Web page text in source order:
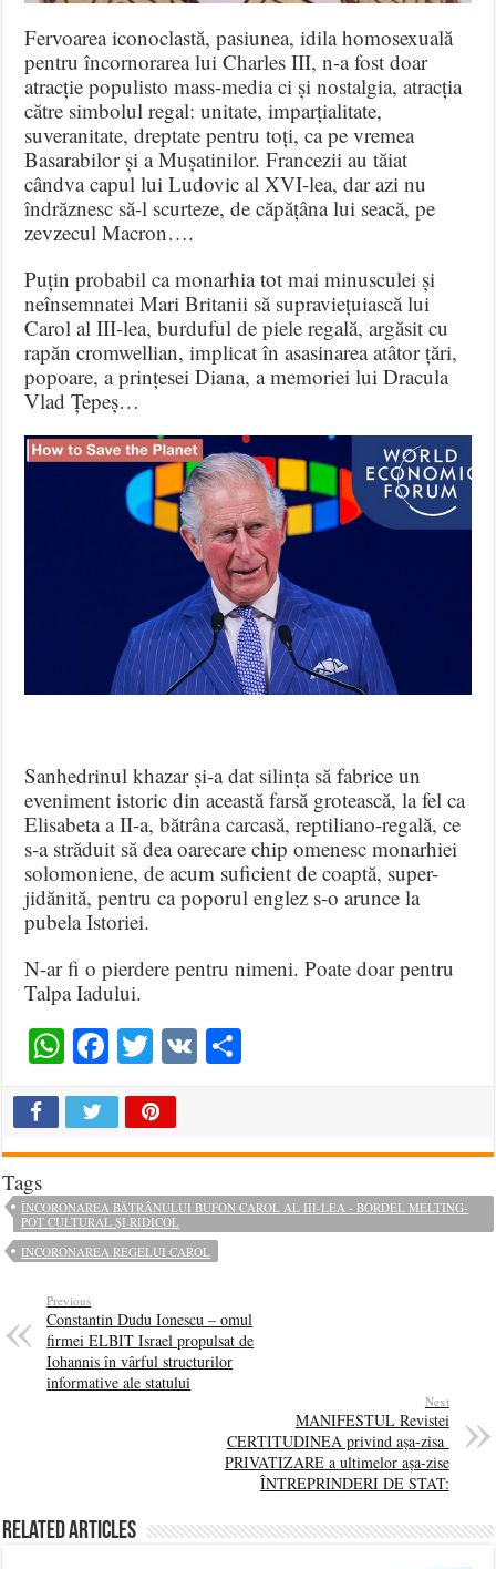
Fervoarea iconoclastă, pasiunea, idila homosexuală
pentru încornorarea lui Charles III, n-a fost doar
atracție populisto mass-media ci și nostalgia, atracția
către simbolul regal: unitate, imparțialitate,
suveranitate, dreptate pentru toți, ca pe vremea
Basarabilor și a Mușatinilor. Francezii au tăiat
cândva capul lui Ludovic al XVI-lea, dar azi nu
îndrăznesc să-l scurteze, de căpățâna lui seacă, pe
zevzecul Macron….
Puțin probabil ca monarhia tot mai minusculei și
neînsemnatei Mari Britanii să supraviețuiască lui
Carol al III-lea, burduful de piele regală, argăsit cu
rapăn cromwellian, implicat în asasinarea atâtor țări,
popoare, a prințesei Diana, a memoriei lui Dracula
Vlad Țepeș…
Sanhedrinul khazar și-a dat silința să fabrice un
eveniment istoric din această farsă grotească, la fel ca
Elisabeta a II-a, bătrâna carcasă, reptiliano-regală, ce
s-a străduit să dea oarecare chip omenesc monarhiei
solomoniene, de acum suficient de coaptă, super-
jidănită, pentru ca poporul englez s-o arunce la
pubela Istoriei.
N-ar fi o pierdere pentru nimeni. Poate doar pentru
Talpa Iadului.
WhatsApp
Facebook
Twitter
VK
Tags
ÎNCORONAREA BĂTRÂNULUI BUFON CAROL AL III-LEA - BORDEL MELTING-
POT CULTURAL ȘI RIDICOL
INCORONAREA REGELUI CAROL
Previous
Constantin Dudu Ionescu – omul
firmei ELBIT Israel propulsat de
Iohannis în vârful structurilor
informative ale statului
Next
MANIFESTUL Revistei
CERTITUDINEA privind așa-zisa
PRIVATIZARE a ultimelor așa-zise
ÎNTREPRINDERI DE STAT:
Related Articles